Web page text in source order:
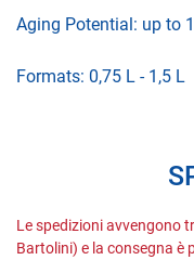
Aging Potential: up to
Formats: 0,75 L - 1,5 L
Le spedizioni avvengono
Bartolini) e la consegna è